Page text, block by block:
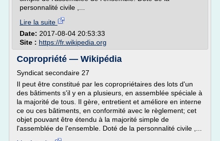
personnalité civile ,...
Lire la suite
Date: 2017-08-04 20:53:33
Site : https://fr.wikipedia.org
Copropriété — Wikipédia
Syndicat secondaire 27
Il peut être constitué par les copropriétaires des lots d'un
des bâtiments s'il y en a plusieurs, en assemblée spéciale à
la majorité de tous. Il gère, entretient et améliore en interne
ce ou ces bâtiments, en conformité avec le règlement; cet
objet pouvant être étendu à la majorité simple de
l'assemblée de l'ensemble. Doté de la personnalité civile ,...